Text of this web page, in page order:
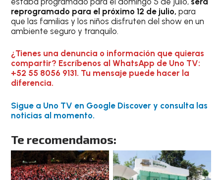
reprogramado para el próximo 12 de julio, para
que las familias y los niños disfruten del show en un
ambiente seguro y tranquilo.
¿Tienes una denuncia o información que quieras
compartir? Escríbenos al WhatsApp de Uno TV:
+52 55 8056 9131. Tu mensaje puede hacer la
diferencia.
Sigue a Uno TV en Google Discover y consulta las
noticias al momento.
Te recomendamos: